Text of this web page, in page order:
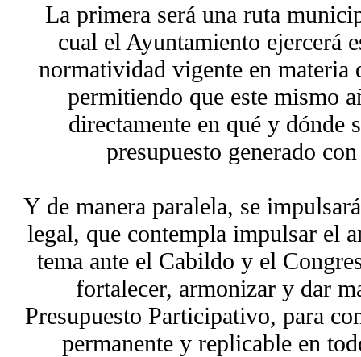
La primera será una ruta
cual el Ayuntamiento ejercerá
normatividad vigente en
permitiendo que este mismo
directamente en qué y dónde
presupuesto generado
Y de manera paralela, se
legal, que contempla impulsar el
tema ante el Cabildo y el
fortalecer, armonizar y dar
Presupuesto Participativo, para
permanente y replicable en